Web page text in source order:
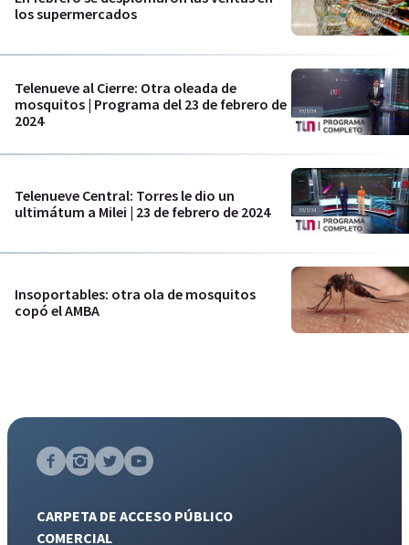
los supermercados
Telenueve al Cierre: Otra oleada de
mosquitos | Programa del 23 de febrero de
2024
Telenueve Central: Torres le dio un
ultimátum a Milei | 23 de febrero de 2024
Insoportables: otra ola de mosquitos
copó el AMBA
CARPETA DE ACCESO PÚBLICO
COMERCIAL